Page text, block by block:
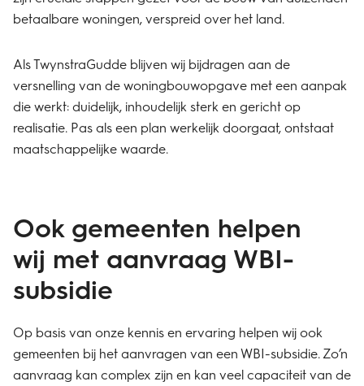
betaalbare woningen, verspreid over het land.
Als TwynstraGudde blijven wij bijdragen aan de
versnelling van de woningbouwopgave met een aanpak
die werkt: duidelijk, inhoudelijk sterk en gericht op
realisatie. Pas als een plan werkelijk doorgaat, ontstaat
maatschappelijke waarde.
Ook gemeenten helpen
wij met aanvraag WBI-
subsidie
Op basis van onze kennis en ervaring helpen wij ook
gemeenten bij het aanvragen van een WBI-subsidie. Zo’n
aanvraag kan complex zijn en kan veel capaciteit van de